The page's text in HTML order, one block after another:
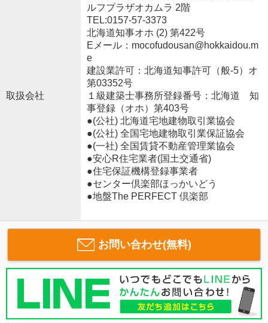
取扱会社
ルフプラザオカムラ 2階
TEL:0157-57-3373
北海道知事オホ (2) 第422号
Eメール：mocofudousan@hokkaidou.m
e
建設業許可：北海道知事許可（般-5）オ
第03352号
１級建築士事務所登録番号：北海道 知
事登録（オホ）第403号
●(公社) 北海道宅地建物取引業協会
●(公社) 全国宅地建物取引業保証協会
●(一社) 全国賃貸不動産管理業協会
●安心R住宅業者(国土交通省)
●住宅保証機構登録事業者
●センター倶楽部ほっかいどう
●地盤The PERFECT 倶楽部
お問い合わせ(無料)